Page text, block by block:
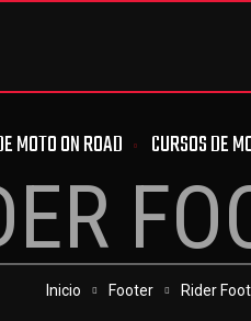
MOTO ON ROAD CURSOS DE
Inicio Footer Rider